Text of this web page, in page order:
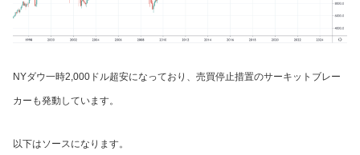
NYダウ一時2,000ドル超安になっており、売買停止措置のサーキットブレー
カーも発動しています。
以下はソースになります。